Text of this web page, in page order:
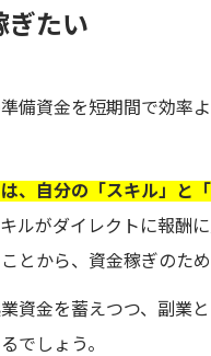
ぎたい
備資金を短期間で効率
、自分の「スキル」と
ルがダイレクトに報酬
とから、資金稼ぎのた
資金を蓄えつつ、副業
でしょう。